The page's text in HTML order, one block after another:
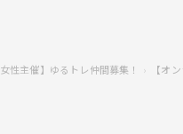
女性主催】ゆるトレ仲間募集！ 【オ